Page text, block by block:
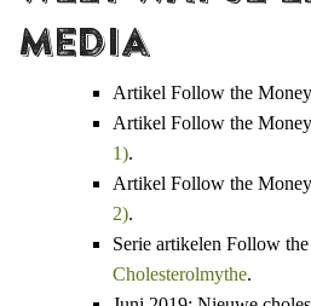
De auteur
media
Artikel Follow the
Artikel Follow the
1).
Artikel Follow the
2).
Serie artikelen Follow
Cholesterolmythe.